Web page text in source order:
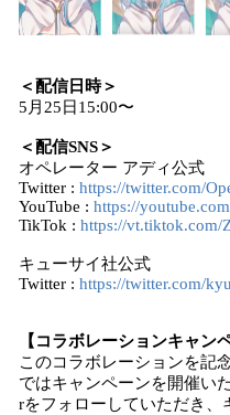
＜配信日時＞
5月25日15:00〜
＜配信SNS＞
オペレーター アディ公式
Twitter : https://twitter.com/
YouTube : https://
TikTok : https://vt.tiktok.com/
キューサイ社公式
Twitter : https://twitter.com/
【コラボレーションキャン
このコラボレーションを記
ではキャンペーンを開催い
rをフォローしていただき、